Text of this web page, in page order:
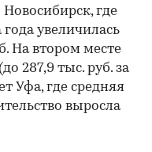
где
увеличилась
На втором месте
287,9 тыс. руб. за
Уфа, где средняя
выросла